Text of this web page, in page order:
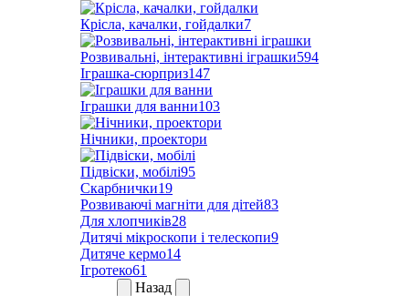
Крісла, качалки, гойдалки7
Розвивальні, інтерактивні іграшки594
Іграшка-сюрприз147
Іграшки для ванни103
Нічники, проектори
Підвіски, мобілі95
Скарбнички19
Розвиваючі магніти для дітей83
Для хлопчиків28
Дитячі мікроскопи і телескопи9
Дитяче кермо14
Ігротеко61
Назад